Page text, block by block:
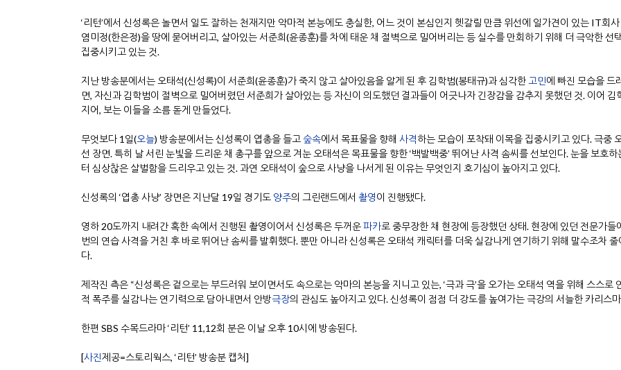
‘리턴’에서 신성록은 놀면서 일도 잘하는 천재지만 악마적 본능에도 충실한, 어느 것이 본심인지 헷갈릴 만큼 위선에 일가견이 있는 IT회
염미정(한은정)을 땅에 묻어버리고, 살아있는 서준희(윤종훈)를 차에 태운 채 절벽으로 밀어버리는 등 실수를 만회하기 위해 더 극악한
집중시키고 있는 것.
지난 방송분에서는 오태석(신성록)이 서준희(윤종훈)가 죽지 않고 살아있음을 알게 된 후 김학범(봉태규)과 심각한고민에 빠진 모습을 드
면, 자신과 김학범이 절벽으로 밀어버렸던 서준희가 살아있는 등 자신이 의도했던 결과들이 어긋나자 긴장감을 감추지 못했던 것. 이어
지어, 보는 이들을 소름 돋게 만들었다.
무엇보다 1일(오늘) 방송분에서는 신성록이 엽총을 들고숲속에서 목표물을 향해 사격하는 모습이 포착돼 이목을 집중시키고 있다. 극중
선 장면. 특히 날 서린 눈빛을 드리운 채 총구를 앞으로 겨눈 오태석은 목표물을 향한 ‘백발백중’ 뛰어난 사격 솜씨를 선보인다. 눈을 보호
터 심상찮은 살벌함을 드리우고 있는 것. 과연 오태석이 숲으로 사냥을 나서게 된 이유는 무엇인지 호기심이 높아지고 있다.
신성록의 ‘엽총 사냥’ 장면은 지난달 19일 경기도 양주의 그린랜드에서 촬영이 진행됐다.
영하 20도까지 내려간 혹한 속에서 진행된 촬영이어서 신성록은 두꺼운파카로 중무장한 채 현장에 등장했던 상태. 현장에 있던 전문가
번의 연습 사격을 거친 후 바로 뛰어난 솜씨를 발휘했다. 뿐만 아니라 신성록은 오태석 캐릭터를 더욱 실감나게 연기하기 위해 말수조차
다.
제작진 측은 “신성록은 겉으로는 부드러워 보이면서도 속으로는 악마의 본능을 지니고 있는, ‘극과 극’을 오가는 오태석 역을 위해 스스
적 폭주를 실감나는 연기력으로 담아내면서 안방극장의 관심도 높아지고 있다. 신성록이 점점 더 강도를 높여가는 극강의 서늘한 카리스
한편 SBS 수목드라마 ‘리턴’ 11,12회 분은 이날 오후 10시에 방송된다.
[사진제공=스토리웍스, ‘리턴’ 방송분 캡처]